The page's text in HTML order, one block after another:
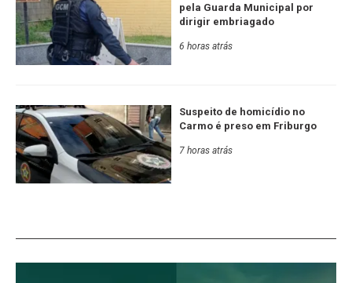
pela Guarda Municipal por
dirigir embriagado
6 horas atrás
Suspeito de homicídio no
Carmo é preso em Friburgo
7 horas atrás